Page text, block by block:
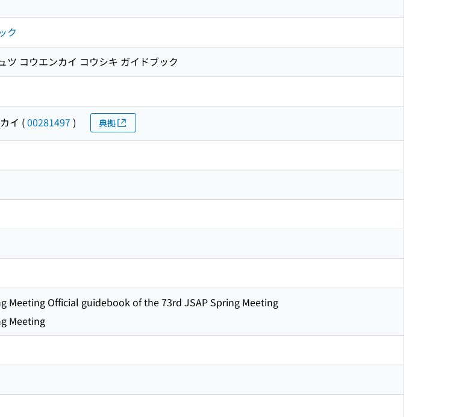
ク
ツ コウエンカイ コウシキ ガイドブック
イ (00281497 ) 典拠
Meeting Official guidebook of the 73rd JSAP Spring Meeting
Meeting